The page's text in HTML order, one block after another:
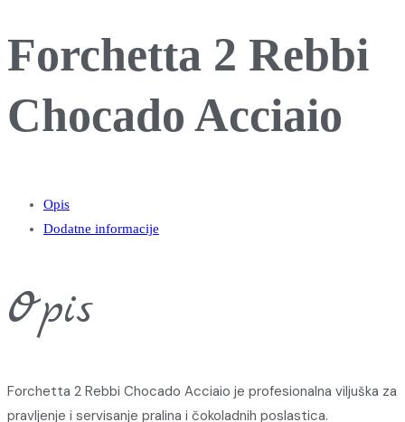
Forchetta 2 Rebbi
Chocado Acciaio
Opis
Dodatne informacije
Opis
Forchetta 2 Rebbi Chocado Acciaio je profesionalna viljuška za
pravljenje i servisanje pralina i čokoladnih poslastica.